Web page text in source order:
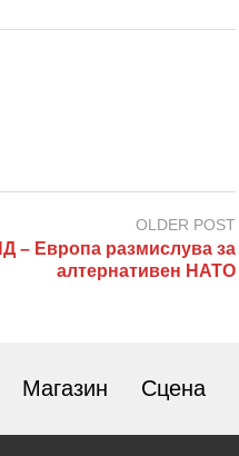
OLDER POST
Европа размислува за
алтернативен НАТО
Магазин Сцена